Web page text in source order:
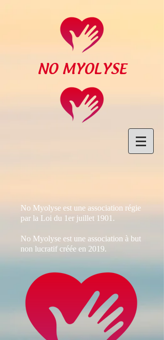
NO MYOLYSE
No Myolyse est une association régie
par la Loi du 1er juillet 1901.
No Myolyse est une association à but
non lucratif créée en 2019.